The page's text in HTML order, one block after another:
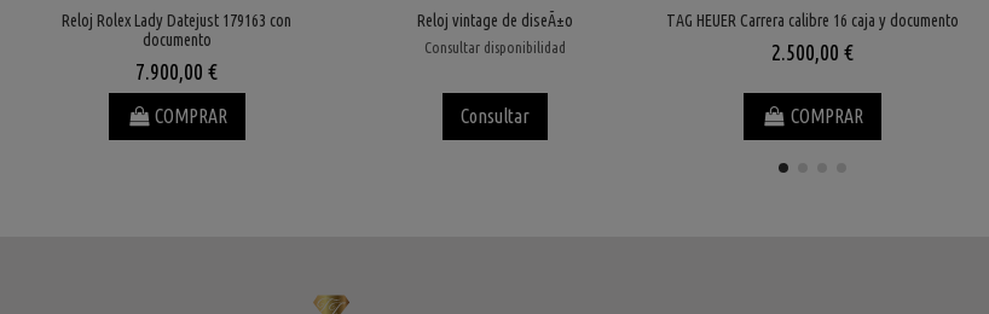
Reloj Rolex Lady Datejust 179163 con
documento
7.900,00 €
COMPRAR
Reloj vintage de diseÃ±o
Consultar disponibilidad
Consultar
TAG HEUER Carrera calibre 16 caja y documento
2.500,00 €
COMPRAR